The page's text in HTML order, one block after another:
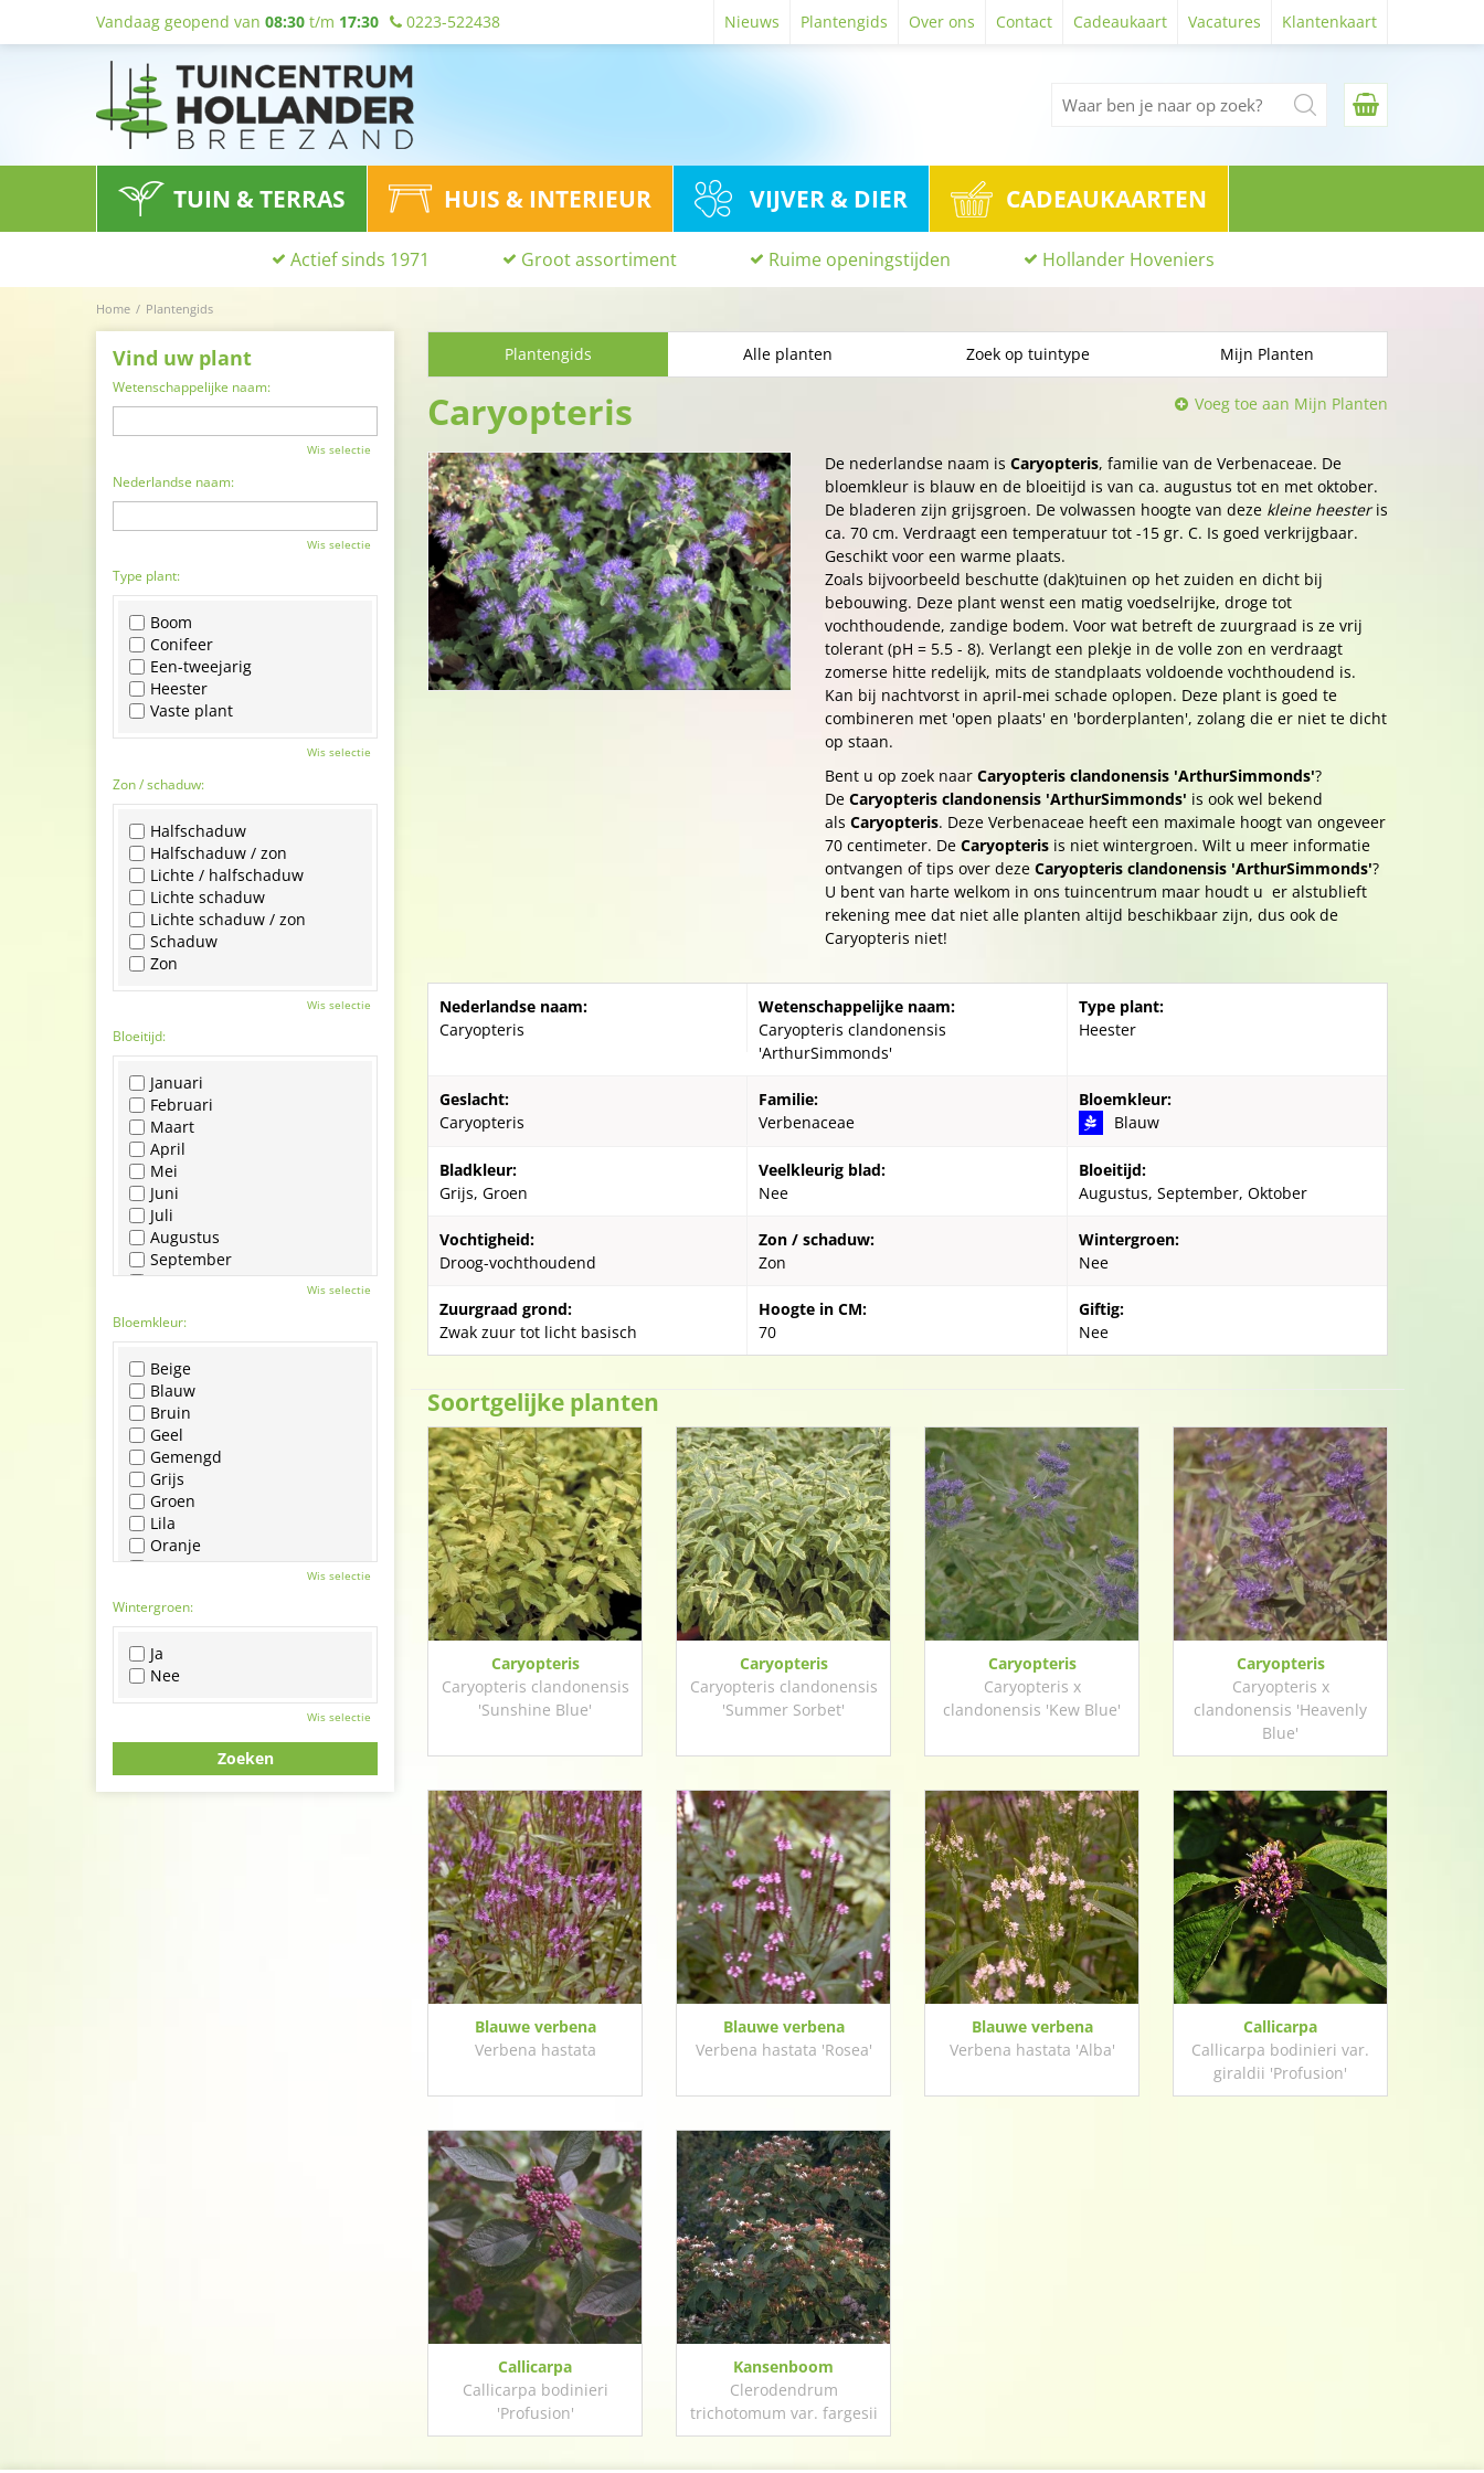
Home Plantengids
Vandaag geopend van 08:30 t/m 17:30 0223-522438 Nieuws Plantengids Over ons Contact Cadeaukaart Vacatures Klantenkaart
TUIN & TERRAS HUIS & INTERIEUR VIJVER & DIER CADEAUKAARTEN
Actief sinds 1971 Groot assortiment Ruime openingstijden Hollander Hoveniers
Plantengids Alle planten Zoek op tuintype Mijn Planten
Caryopteris Voeg toe aan Mijn Planten
De nederlandse naam is Caryopteris, familie van de Verbenaceae. De
bloemkleur is blauw en de bloeitijd is van ca. augustus tot en met oktober.
De bladeren zijn grijsgroen. De volwassen hoogte van deze kleine heesteris
ca. 70 cm. Verdraagt een temperatuur tot -15 gr. C. Is goed verkrijgbaar.
Geschikt voor een warme plaats.
Zoals bijvoorbeeld beschutte (dak)tuinen op het zuiden en dicht bij
bebouwing. Deze plant wenst een matig voedselrijke, droge tot
vochthoudende, zandige bodem. Voor wat betreft de zuurgraad is ze vrij
tolerant (pH = 5.5 - 8). Verlangt een plekje in de volle zon en verdraagt
zomerse hitte redelijk, mits de standplaats voldoende vochthoudend is.
Kan bij nachtvorst in april-mei schade oplopen. Deze plant is goed te
combineren met 'open plaats' en 'borderplanten', zolang die er niet te dicht
op staan.
Bent u op zoek naar Caryopteris clandonensis 'ArthurSimmonds'?
De Caryopteris clandonensis 'ArthurSimmonds' is ook wel bekend
als Caryopteris. Deze Verbenaceae heeft een maximale hoogt van ongeveer
70 centimeter. De Caryopteris is niet wintergroen. Wilt u meer informatie
ontvangen of tips over deze Caryopteris clandonensis 'ArthurSimmonds'?
U bent van harte welkom in ons tuincentrum maar houdt u er alstublieft
rekening mee dat niet alle planten altijd beschikbaar zijn, dus ook de
Caryopteris niet!
Nederlandse naam:
Caryopteris
Wetenschappelijke naam:
Caryopteris clandonensis
'ArthurSimmonds'
Type plant:
Heester
Geslacht:
Caryopteris
Familie:
Verbenaceae
Bloemkleur:
Blauw
Bladkleur:
Grijs, Groen
Veelkleurig blad:
Nee
Bloeitijd:
Augustus, September, Oktober
Vochtigheid:
Droog-vochthoudend
Zon / schaduw:
Zon
Wintergroen:
Nee
Zuurgraad grond:
Zwak zuur tot licht basisch
Hoogte in CM:
70
Giftig:
Nee
Soortgelijke planten
Caryopteris
Caryopteris clandonensis
'Sunshine Blue'
Caryopteris
Caryopteris clandonensis
'Summer Sorbet'
Caryopteris
Caryopteris x
clandonensis 'Kew Blue'
Caryopteris
Caryopteris x
clandonensis 'Heavenly
Blue'
Blauwe verbena
Verbena hastata
Blauwe verbena
Verbena hastata 'Rosea'
Blauwe verbena
Verbena hastata 'Alba'
Callicarpa
Callicarpa bodinieri var.
giraldii 'Profusion'
Callicarpa
Callicarpa bodinieri
'Profusion'
Kansenboom
Clerodendrum
trichotomum var. fargesii
Vind uw plant
Wetenschappelijke naam:
Wis selectie
Nederlandse naam:
Wis selectie
Type plant:
Boom
Conifeer
Een-tweejarig
Heester
Vaste plant
Wis selectie
Zon / schaduw:
Halfschaduw
Halfschaduw / zon
Lichte / halfschaduw
Lichte schaduw
Lichte schaduw / zon
Schaduw
Zon
Wis selectie
Bloeitijd:
Januari
Februari
Maart
April
Mei
Juni
Juli
Augustus
September
Oktober
December
Wis selectie
Bloemkleur:
Beige
Blauw
Bruin
Geel
Gemengd
Grijs
Groen
Lila
Oranje
Paars
Roze
Wit
Zwart
Wis selectie
Wintergroen:
Ja
Nee
Wis selectie